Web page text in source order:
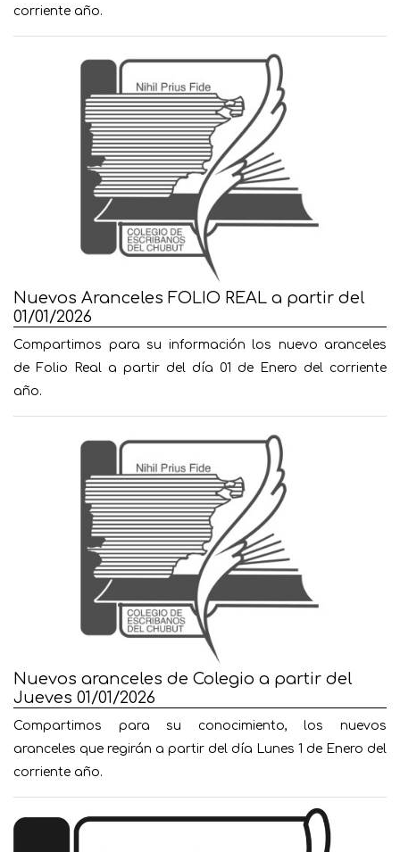
corriente año.
Nuevos Aranceles FOLIO REAL a partir del
01/01/2026
Compartimos para su información los nuevo aranceles
de Folio Real a partir del día 01 de Enero del corriente
año.
Nuevos aranceles de Colegio a partir del
Jueves 01/01/2026
Compartimos para su conocimiento, los nuevos
aranceles que regirán a partir del día Lunes 1 de Enero del
corriente año.